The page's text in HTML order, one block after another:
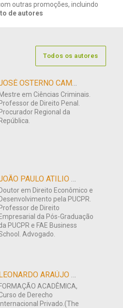
outras promoções, incluindo
de autores
Todos os autores
JOSÉ OSTERNO CAMPOS DE ARAÚJO
Mestre em Ciências Criminais.
Professor de Direito Penal.
Procurador Regional da
República.
JOÃO PAULO ATILIO GODRI
Doutor em Direito Econômico e
Desenvolvimento pela PUCPR.
Professor de Direito
Empresarial da Pós-Graduação
PUCPR e FAE Business
Advogado.
LEONARDO ARAÚJO ABIMORAD
FORMAÇÃO ACADÊMICA,
de Derecho
Internacional Privado.(The